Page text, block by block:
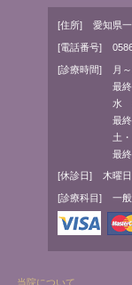
[住所] 愛知県
[電話番号]
[診療時間]
月
最
水
最
土
最
[休診日] 木曜日
[診療科目] 一
当院について